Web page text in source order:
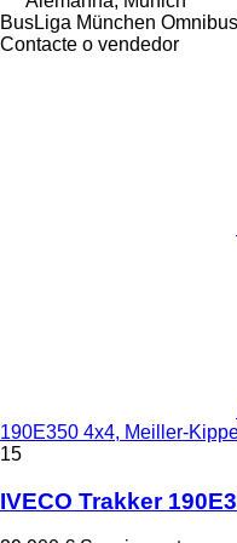
BusLiga München
Contacte o vendedor
190E350 4x4, Meiller-
15
IVECO Trakker